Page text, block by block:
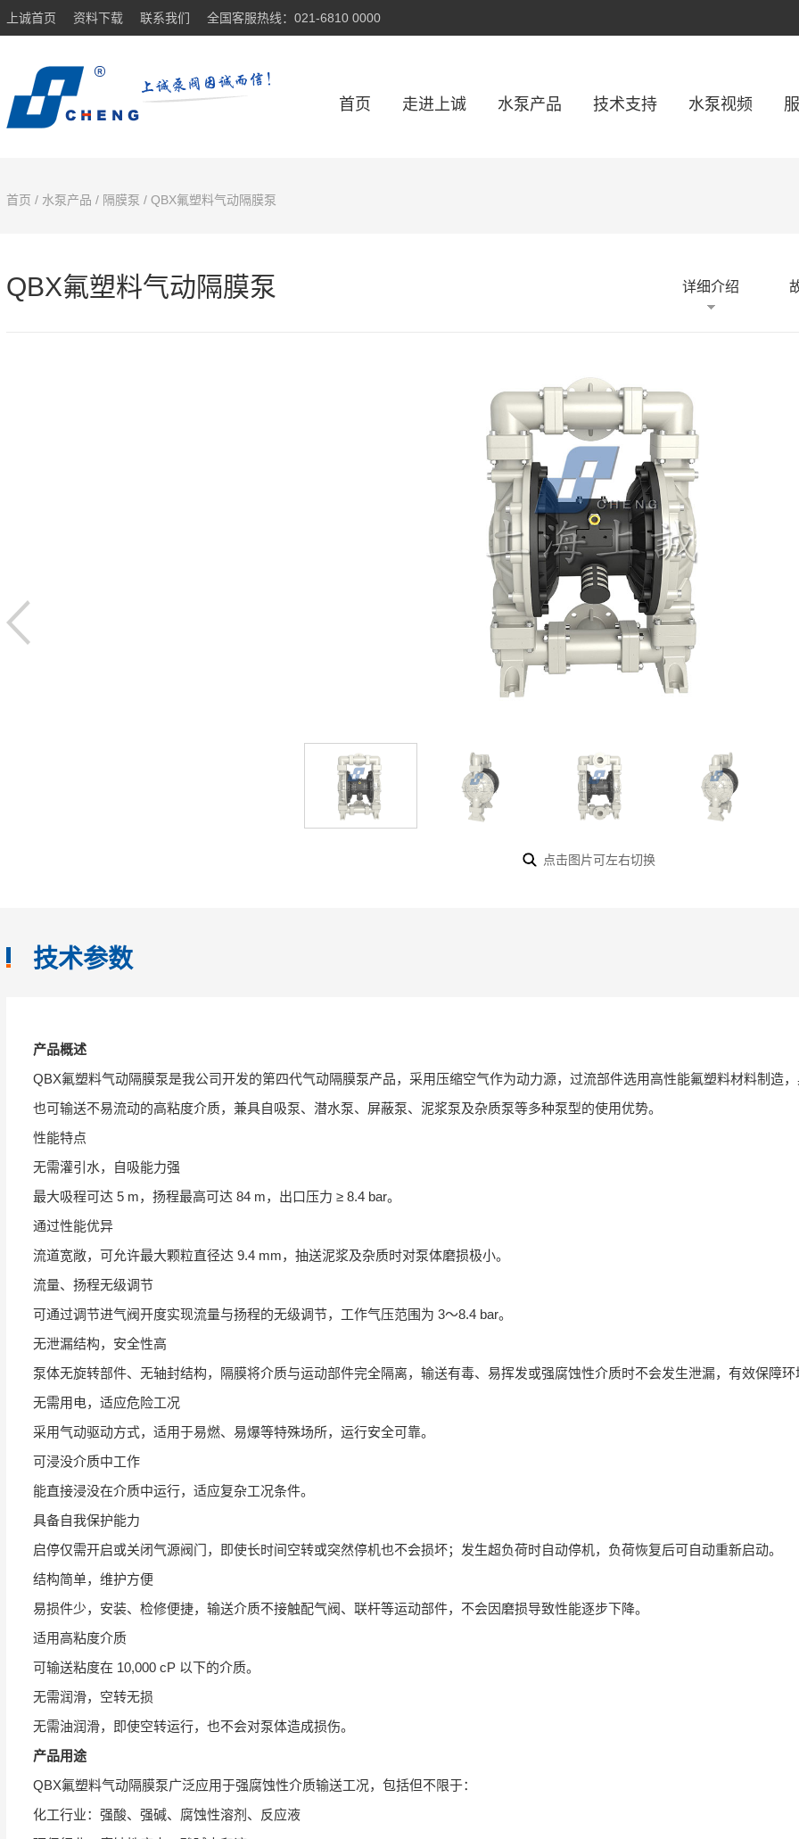
上诚首页 资料下载 联系我们 全国客服热线：021-6810 0000
首页 走进上诚 水泵产品 技术支持 水泵视频
首页 / 水泵产品 / 隔膜泵 / QBX氟塑料气动隔膜泵
QBX氟塑料气动隔膜泵 详细介绍
点击图片可左右切换
技术参数
产品概述
QBX氟塑料气动隔膜泵是我公司开发的第四代气动隔膜泵产品，采用压缩空气作为动力源，过流部件选用高性能氟塑料材料制造
也可输送不易流动的高粘度介质，兼具自吸泵、潜水泵、屏蔽泵、泥浆泵及杂质泵等多种泵型的使用优势。
性能特点
无需灌引水，自吸能力强
最大吸程可达 5 m，扬程最高可达 84 m，出口压力 ≥ 8.4 bar。
通过性能优异
流道宽敞，可允许最大颗粒直径达 9.4 mm，抽送泥浆及杂质时对泵体磨损极小。
流量、扬程无级调节
可通过调节进气阀开度实现流量与扬程的无级调节，工作气压范围为 3～8.4 bar。
无泄漏结构，安全性高
泵体无旋转部件、无轴封结构，隔膜将介质与运动部件完全隔离，输送有毒、易挥发或强腐蚀性介质时不会发生泄漏，有效保障环
无需用电，适应危险工况
采用气动驱动方式，适用于易燃、易爆等特殊场所，运行安全可靠。
可浸没介质中工作
能直接浸没在介质中运行，适应复杂工况条件。
具备自我保护能力
启停仅需开启或关闭气源阀门，即使长时间空转或突然停机也不会损坏；发生超负荷时自动停机，负荷恢复后可自动重新启动。
结构简单，维护方便
易损件少，安装、检修便捷，输送介质不接触配气阀、联杆等运动部件，不会因磨损导致性能逐步下降。
适用高粘度介质
可输送粘度在 10,000 cP 以下的介质。
无需润滑，空转无损
无需油润滑，即使空转运行，也不会对泵体造成损伤。
产品用途
QBX氟塑料气动隔膜泵广泛应用于强腐蚀性介质输送工况，包括但不限于：
化工行业：强酸、强碱、腐蚀性溶剂、反应液